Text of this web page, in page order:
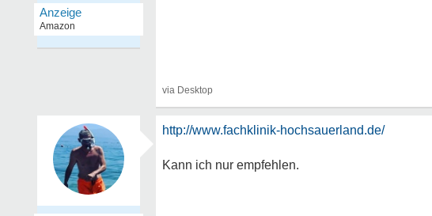
http://www.fachklinik-hochsauerland.de/
Kann ich nur empfehlen.